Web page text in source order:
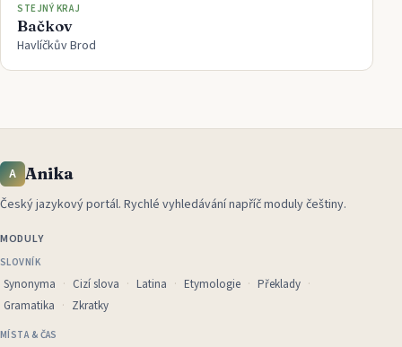
STEJNÝ KRAJ
Bačkov
Havlíčkův Brod
A Anika
Český jazykový portál. Rychlé vyhledávání napříč moduly češtiny.
MODULY
SLOVNÍK
Synonyma Cizí slova Latina Etymologie
Překlady
Gramatika
Zkratky
MÍSTA & ČAS